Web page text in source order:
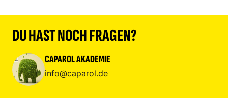
DU HAST NOCH FRAGEN?
CAPAROL AKADEMIE
info@caparol.de